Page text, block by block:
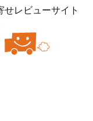
レビューサイト